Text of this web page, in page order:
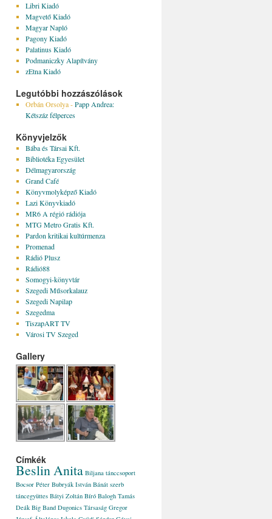
Libri Kiadó
Magvető Kiadó
Magyar Napló
Pagony Kiadó
Palatinus Kiadó
Podmaniczky Alapítvány
zEtna Kiadó
Legutóbbi hozzászólások
Orbán Orsolya-Papp Andrea:
Kétszáz félperces
Könyvjelzők
Bába és Társai Kft.
Bibliotéka Egyesület
Délmagyarország
Grand Café
Könyvmolyképző Kiadó
Lazi Könyvkiadó
MR6 A régió rádiója
MTG Metro Gratis Kft.
Pardon kritikai kultúrmenza
Promenad
Rádió Plusz
Rádió88
Somogyi-könyvtár
Szegedi Műsorkalauz
Szegedi Napilap
Szegedma
TiszapART TV
Városi TV Szeged
Gallery
Címkék
Beslin Anita Biljana tánccsoport
Bocsor Péter Bubryák István Bánát szerb
táncegyüttes Bátyi Zoltán Bíró Balogh Tamás
Deák Big Band Dugonics Társaság Gregor